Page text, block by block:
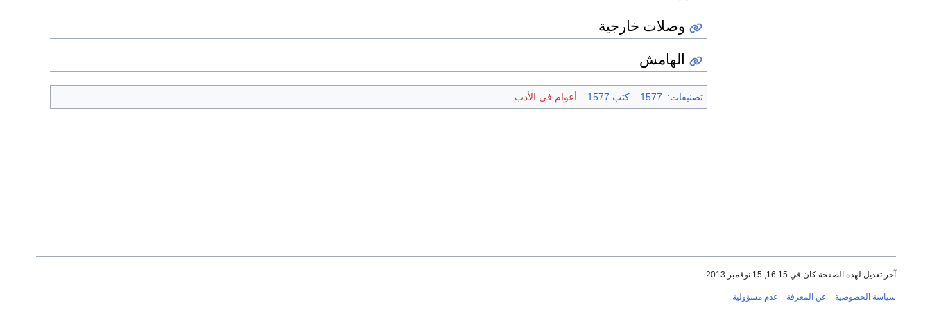
وصلات خارجية
الهامش
تصنيفات:
1577 كتب 1577 أعوام في الأدب
آخر تعديل لهذه الصفحة كان في 16:15, 15 نوفمبر 2013.
سياسة الخصوصية عن المعرفة عدم مسؤولية